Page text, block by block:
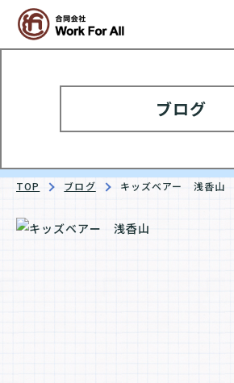
ブログ
TOP ブログ キッズベアー 浅香山